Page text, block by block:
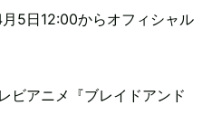
5日12:00からオフィシャル
ビアニメ『ブレイドアンド